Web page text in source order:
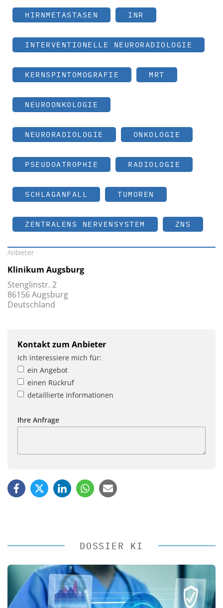
HIRNMETASTASEN INR
INTERVENTIONELLE NEURORADIOLOGIE
KERNSPINTOMOGRAFIE MRT
NEUROONKOLOGIE
NEURORADIOLOGIE ONKOLOGIE
PSEUDOATROPHIE RADIOLOGIE
SCHLAGANFALL TUMOREN
ZENTRALENS NERVENSYSTEM ZNS
Anbieter
Klinikum Augsburg
Stenglinstr. 2
86156 Augsburg
Deutschland
Kontakt zum Anbieter
Ich interessiere mich für:
ein Angebot
einen Rückruf
detaillierte Informationen
Ihre Anfrage
DOSSIER KI